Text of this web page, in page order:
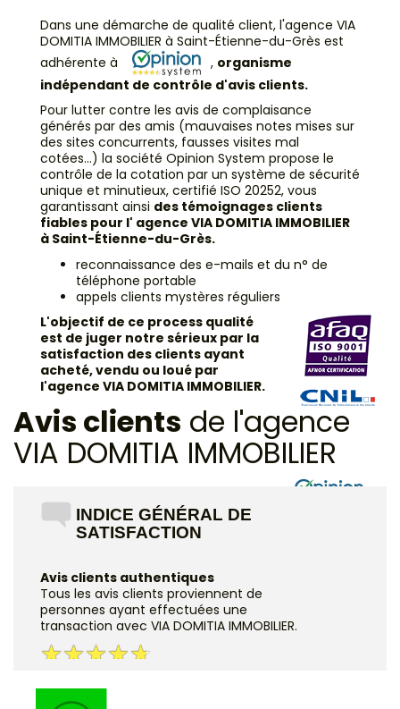
Dans une démarche de qualité client, l'agence VIA
DOMITIA IMMOBILIER à Saint-Étienne-du-Grès est
adhérente à
, organisme
indépendant de contrôle d'avis clients.
Pour lutter contre les avis de complaisance
générés par des amis (mauvaises notes mises sur
des sites concurrents, fausses visites mal
cotées...) la société Opinion System propose le
contrôle de la cotation par un système de sécurité
unique et minutieux, certifié ISO 20252, vous
garantissant ainsi des témoignages clients
fiables pour l' agence VIA DOMITIA IMMOBILIER
à Saint-Étienne-du-Grès.
reconnaissance des e-mails et du n° de
téléphone portable
appels clients mystères réguliers
L'objectif de ce process qualité
est de juger notre sérieux par la
satisfaction des clients ayant
acheté, vendu ou loué par
l'agence VIA DOMITIA IMMOBILIER.
Avis clients de l'agence
VIA DOMITIA IMMOBILIER
INDICE GÉNÉRAL DE
SATISFACTION
Avis clients authentiques
Tous les avis clients proviennent de
personnes ayant effectuées une
transaction avec VIA DOMITIA IMMOBILIER.